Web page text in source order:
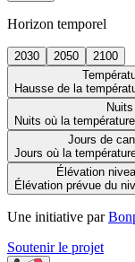
Horizon temporel
2030 2050
2100
Hausse de la
Nuits où la
Jours de
Jours où la
Élévation
Élévation prévue du
Une initiative par
Soutenir le projet